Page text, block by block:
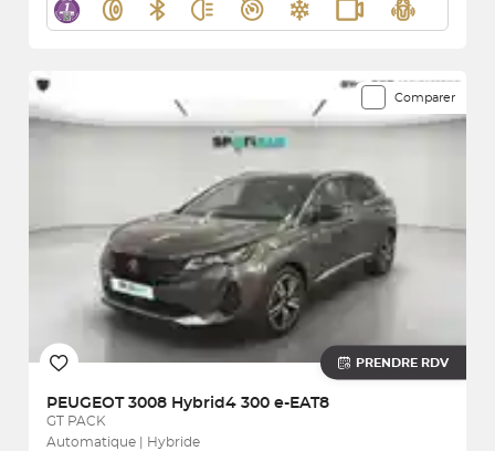
Comparer
PRENDRE RDV
PEUGEOT 3008 Hybrid4 300 e-EAT8
GT PACK
Automatique | Hybride